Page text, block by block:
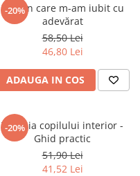
-20%
Ziua în care m-am iubit cu
adevărat
58,50 Lei
46,80 Lei
ADAUGA IN COS
-20%
Terapia copilului interior -
Ghid practic
51,90 Lei
41,52 Lei